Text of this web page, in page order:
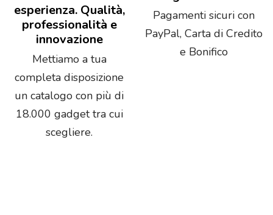
esperienza. Qualità,
professionalità e
innovazione
Mettiamo a tua
completa disposizione
un catalogo con più di
18.000 gadget tra cui
scegliere.
Pagamenti sicuri con
PayPal, Carta di Credito
e Bonifico